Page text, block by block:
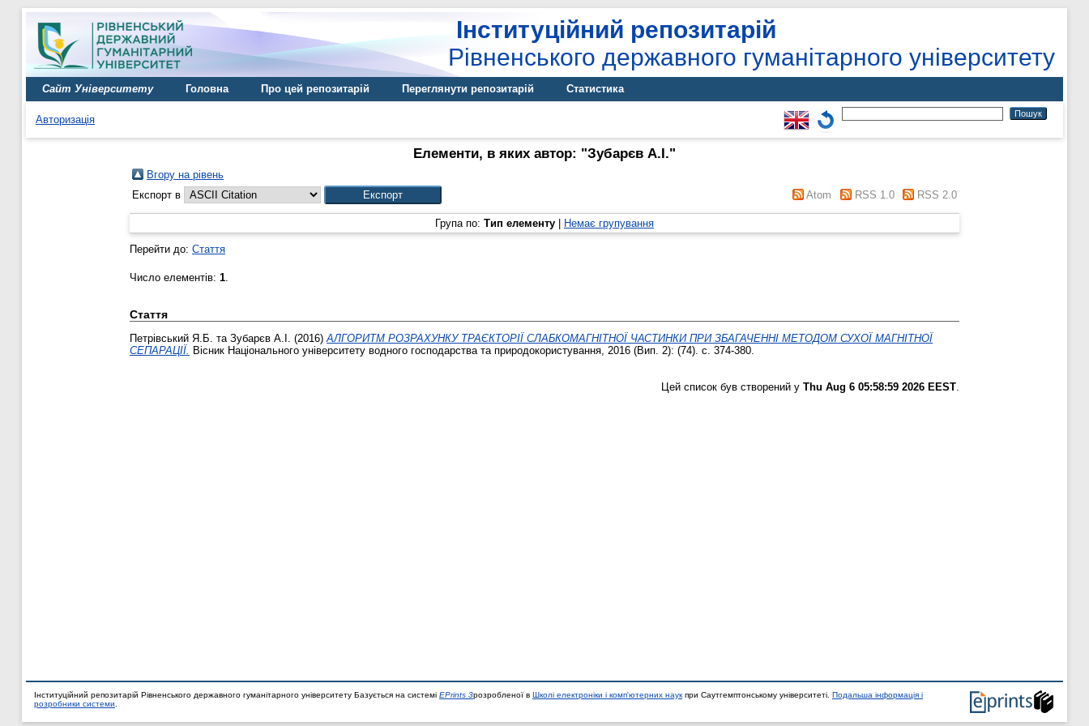
Інституційний репозитарій
Рівненського державного гуманітарного університету
Сайт Університету Головна Про цей репозитарій Переглянути репозитарій Статистика
Авторизація
Елементи, в яких автор: "Зубарєв А.І."
Вгору на рівень
Експорт в
Atom RSS 1.0 RSS 2.0
Група по: Тип елементу Немає групування
Перейти до: Стаття
Число елементів: 1.
Стаття
Петрівський Я.Б. та Зубарєв А.І. (2016) АЛГОРИТМ РОЗРАХУНКУ ТРАЄКТОРІЇ СЛАБКОМАГНІТНОЇ ЧАСТИНКИ ПРИ ЗБАГАЧЕННІ МЕТОДОМ СУХОЇ МАГНІТНОЇ
СЕПАРАЦІЇ.
Вісник Національного університету водного господарства та природокористування, 2016 (Вип. 2): (74). с. 374-380.
Цей список був створений у Thu Aug 6 05:58:59 2026 EEST
Інституційний репозитарій Рівненського державного гуманітарного університету Базується на системі EPrints 3розробленої в Школі електроніки і комп'ютерних наук при Саутгемптонському університеті. Подальша інформація і
розробники системи